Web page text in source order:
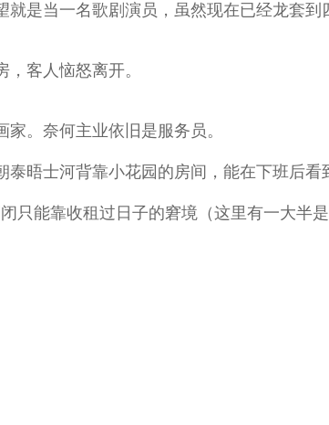
是当一名歌剧演员，虽然现在已经龙套到
客人恼怒离开。
。奈何主业依旧是服务员。
晤士河背靠小花园的房间，能在下班后看
只能靠收租过日子的窘境（这里有一大半